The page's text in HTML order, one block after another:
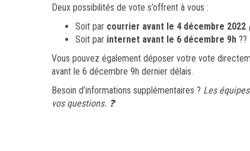
Deux possibilités de vote s’offrent à vous :
Soit par courrier avant le 4 décembre 2022
Soit par internet avant le 6 décembre 9h ??
Vous pouvez également déposer votre vote
avant le 6 décembre 9h dernier délais.
Besoin d’informations supplémentaires ? Les
vos questions. ❓